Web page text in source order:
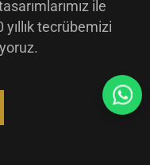
ile
yıllık tecrübemizi